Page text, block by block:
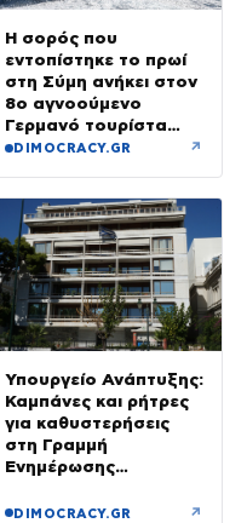
Η σορός που
εντοπίστηκε το πρωί
στη Σύμη ανήκει στον
8ο αγνοούμενο
Γερμανό τουρίστα
που επέβαινε σε
DIMOCRACY.GR ↗
Υπουργείο Ανάπτυξης:
Καμπάνες και ρήτρες
για καθυστερήσεις
στη Γραμμή
Ενημέρωσης
DIMOCRACY.GR ↗